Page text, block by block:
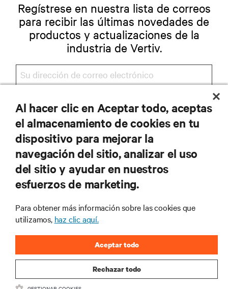
Regístrese en nuestra lista de correos
para recibir las últimas novedades de
productos y actualizaciones de la
industria de Vertiv.
REGISTRARSE
RECURSOS
CORPORATIVO
SÍGANOS
Al hacer clic en Aceptar todo, aceptas
el almacenamiento de cookies en tu
dispositivo para mejorar la
navegación del sitio, analizar el uso
del sitio y ayudar en nuestros
esfuerzos de marketing.
Para obtener más información sobre las cookies que
utilizamos, haz clic aquí.
Rechazar todo
Aceptar todo